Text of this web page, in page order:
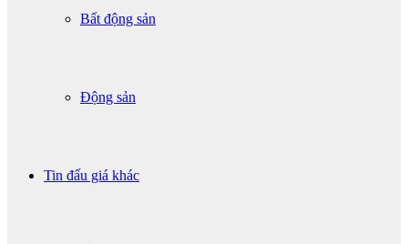
Bất động sản
Động sản
Tin đấu giá khác